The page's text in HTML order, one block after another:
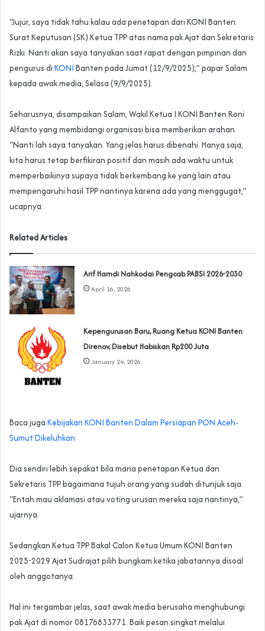
‎“Jujur, saya tidak tahu kalau ada penetapan dari KONI Banten.
Surat Keputusan (SK) Ketua TPP atas nama pak Ajat dan Sekretaris
Rizki. Nanti akan saya tanyakan saat rapat dengan pimpinan dan
pengurus di KONI Banten pada Jumat (12/9/2025),” papar Salam
kepada awak media, Selasa (9/9/2025).
‎Seharusnya, disampaikan Salam, Wakil Ketua I KONI Banten Roni
Alfanto yang membidangi organisasi bisa memberikan arahan.
“Nanti lah saya tanyakan. Yang jelas harus dibenahi. Hanya saja,
kita harus tetap berfikiran positif dan masih ada waktu untuk
memperbaikinya supaya tidak berkembang ke yang lain atau
mempengaruhi hasil TPP nantinya karena ada yang menggugat,”
ucapnya.
Related Articles
Arif Hamdi Nahkodai Pengcab PABSI 2026-2030
April 16, 2026
Kepengurusan Baru, Ruang Ketua KONI Banten
Direnov, Disebut Habiskan Rp200 Juta
January 24, 2026
Baca juga Kebijakan KONI Banten Dalam Persiapan PON Aceh-
Sumut Dikeluhkan
‎Dia sendiri lebih sepakat bila mana penetapan Ketua dan
Sekretaris TPP bagaimana tujuh orang yang sudah ditunjuk saja.
“Entah mau aklamasi atau voting urusan mereka saja nantinya,”
ujarnya.
‎Sedangkan Ketua TPP Bakal Calon Ketua Umum KONI Banten
2025-2029 Ajat Sudrajat pilih bungkam ketika jabatannya disoal
oleh anggotanya.
‎Hal ini tergambar jelas, saat awak media berusaha menghubungi
pak Ajat di nomor 08176833771. Baik pesan singkat melalui